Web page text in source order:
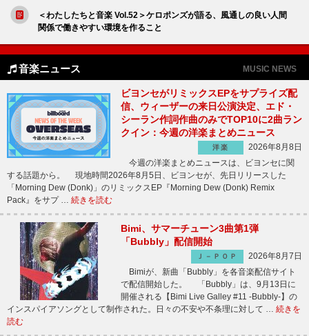
＜わたしたちと音楽 Vol.52＞ケロポンズが語る、風通しの良い人間
関係で働きやすい環境を作ること
音楽ニュース MUSIC NEWS
ビヨンセがリミックスEPをサプライズ配
信、ウィーザーの来日公演決定、エド・
シーラン作詞作曲のみでTOP10に2曲ラン
クイン：今週の洋楽まとめニュース
洋楽
2026年8月8日
今週の洋楽まとめニュースは、ビヨンセに関
する話題から。 現地時間2026年8月5日、ビヨンセが、先日リリースした
「Morning Dew (Donk)」のリミックスEP『Morning Dew (Donk) Remix
Pack』をサプ … 続きを読む
Bimi、サマーチューン3曲第1弾
「Bubbly」配信開始
Ｊ－ＰＯＰ
2026年8月7日
Bimiが、新曲「Bubbly」を各音楽配信サイト
で配信開始した。 「Bubbly」は、9月13日に
開催される【Bimi Live Galley #11 -Bubbly-】の
インスパイアソングとして制作された。日々の不安や不条理に対して … 続きを
読む